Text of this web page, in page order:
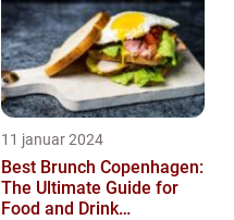
11 januar 2024
Best Brunch Copenhagen:
The Ultimate Guide for
Food and Drink